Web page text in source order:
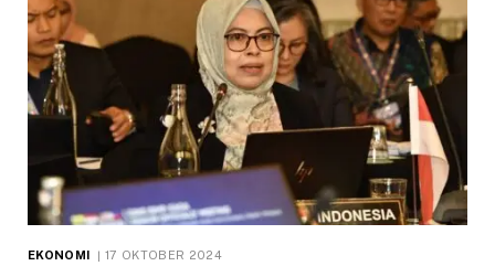
EKONOMI 17 OKTOBER 2024